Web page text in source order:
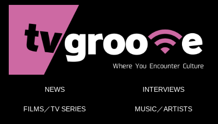
NEWS INTERVIEWS
FILMS／TV SERIES MUSIC／ARTISTS